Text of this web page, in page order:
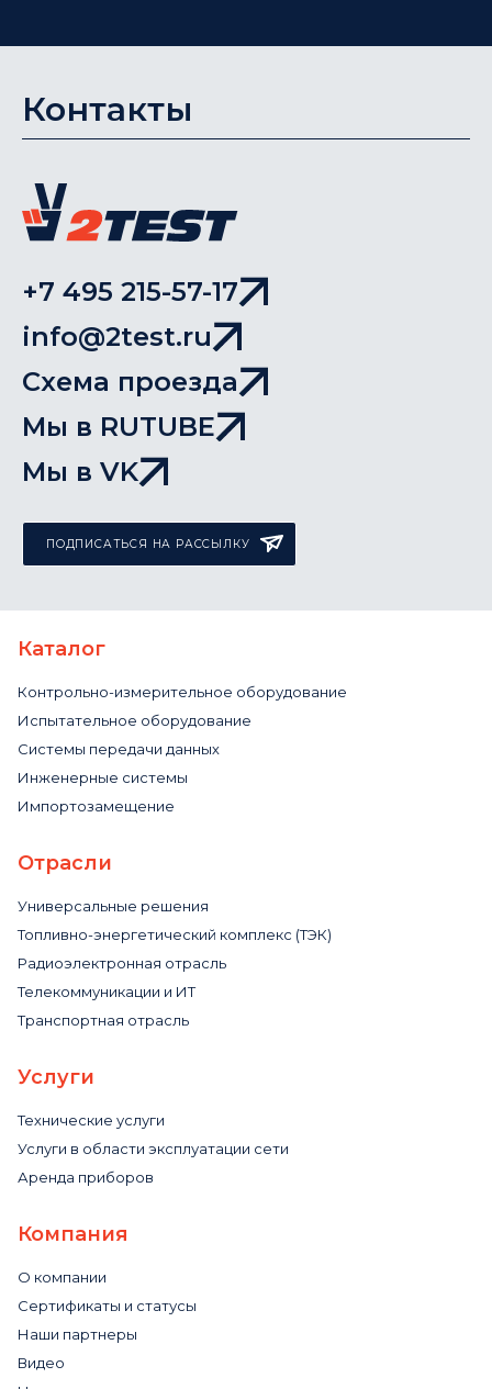
Контакты
+7 495 215-57-17
info@2test.ru
Схема проезда
Мы в RUTUBE
Мы в VK
ПОДПИСАТЬСЯ НА РАССЫЛКУ
Каталог
Контрольно-измерительное оборудование
Испытательное оборудование
Системы передачи данных
Инженерные системы
Импортозамещение
Отрасли
Универсальные решения
Топливно-энергетический комплекс (ТЭК)
Радиоэлектронная отрасль
Телекоммуникации и ИТ
Транспортная отрасль
Услуги
Технические услуги
Услуги в области эксплуатации сети
Аренда приборов
Компания
О компании
Сертификаты и статусы
Наши партнеры
Видео